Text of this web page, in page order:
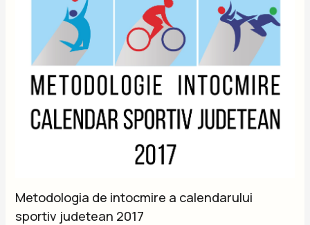
Metodologia de intocmire a calendarului
sportiv judetean 2017